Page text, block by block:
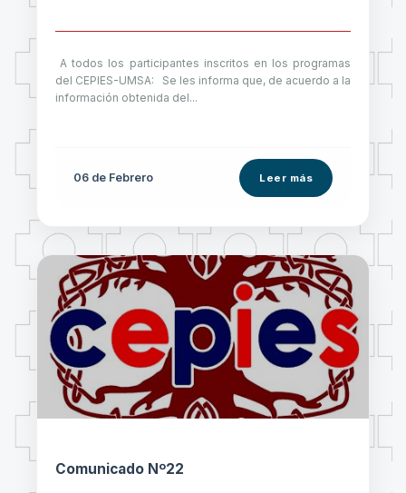
A todos los participantes inscritos en los programas
del CEPIES-UMSA: Se les informa que, de acuerdo a la
información obtenida del...
06 de Febrero Leer más
Comunicado Nº22